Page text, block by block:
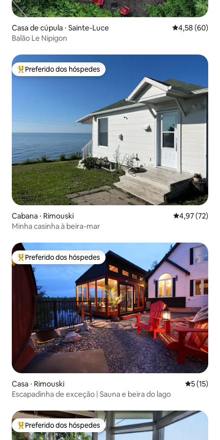
Casa de cúpula ⋅ Sainte-Luce 4,58 de uma
4,58 (60)
Balão Le Nipigon
Entre os melhores preferidos dos hóspedes
Preferido dos hóspedes
Cabana ⋅ Rimouski 4,97 de uma
4,97 (72)
Minha casinha à beira-mar
Entre os melhores preferidos dos hóspedes
Preferido dos hóspedes
Casa ⋅ Rimouski 5 de uma
5 (15)
Escapadinha de exceção | Sauna e beira do lago
Entre os melhores preferidos dos hóspedes
Preferido dos hóspedes